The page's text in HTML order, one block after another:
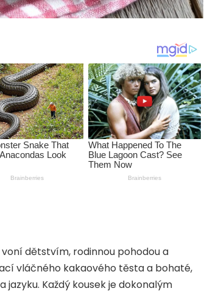
dětstvím, rodinnou pohodou a
vláčného kakaového těsta a bohaté,
Každý kousek je dokonalým